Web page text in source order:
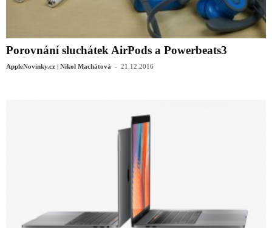
Porovnání sluchátek AirPods a Powerbeats3
AppleNovinky.cz | Nikol Machátová - 21.12.2016